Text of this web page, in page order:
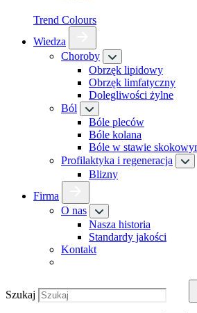
Trend Colours
Wiedza
Choroby
Obrzęk lipidowy
Obrzęk limfatyczny
Dolegliwości żylne
Ból
Bóle pleców
Bóle kolana
Bóle w stawie
Profilaktyka i regeneracja
Blizny
Firma
O nas
Nasza historia
Standardy jakości
Kontakt
Szukaj